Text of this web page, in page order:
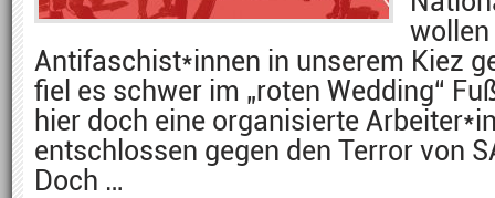
Antifaschist*innen in unserem Kiez
fiel es schwer im „roten Wedding“
hier doch eine organisierte
entschlossen gegen den Terror von
Doch …